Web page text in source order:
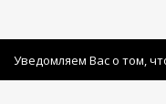
Уведомляем Вас о том,